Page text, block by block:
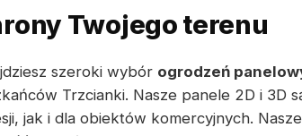
Twojego terenu
szeroki wybór ogrodzeń
Trzcianki. Nasze panele 2D i 3D
jak i dla obiektów komercyjnych.